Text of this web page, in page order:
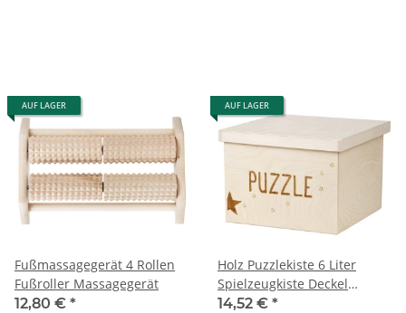
AUF LAGER
Fußmassagegerät 4 Rollen
Fußroller Massagegerät
12,80 € *
AUF LAGER
Holz Puzzlekiste 6 Liter
Spielzeugkiste Deckel
unbehandelt
14,52 € *